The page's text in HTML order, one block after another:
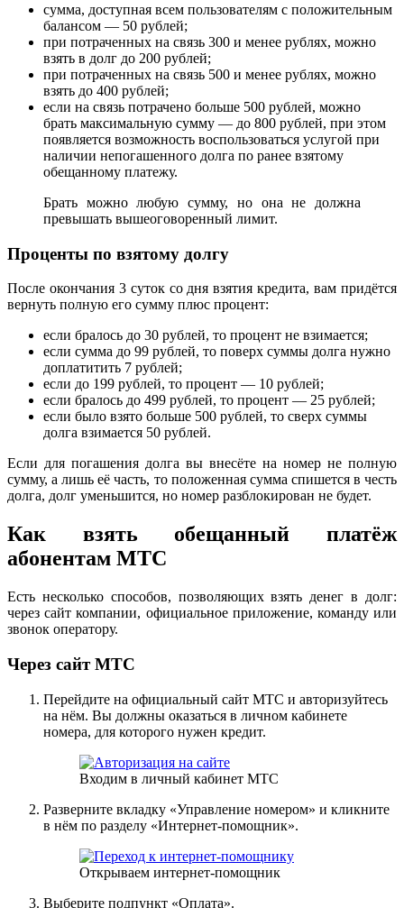
сумма, доступная всем пользователям с положительным
балансом — 50 рублей;
при потраченных на связь 300 и менее рублях, можно
взять в долг до 200 рублей;
при потраченных на связь 500 и менее рублях, можно
взять до 400 рублей;
если на связь потрачено больше 500 рублей, можно
брать максимальную сумму — до 800 рублей, при этом
появляется возможность воспользоваться услугой при
наличии непогашенного долга по ранее взятому
обещанному платежу.
Брать можно любую сумму, но она не должна
превышать вышеоговоренный лимит.
Проценты по взятому долгу
После окончания 3 суток со дня взятия кредита, вам придётся
вернуть полную его сумму плюс процент:
если бралось до 30 рублей, то процент не взимается;
если сумма до 99 рублей, то поверх суммы долга нужно
доплатитить 7 рублей;
если до 199 рублей, то процент — 10 рублей;
если бралось до 499 рублей, то процент — 25 рублей;
если было взято больше 500 рублей, то сверх суммы
долга взимается 50 рублей.
Если для погашения долга вы внесёте на номер не полную
сумму, а лишь её часть, то положенная сумма спишется в честь
долга, долг уменьшится, но номер разблокирован не будет.
Как взять обещанный платёж
абонентам МТС
Есть несколько способов, позволяющих взять денег в долг:
через сайт компании, официальное приложение, команду или
звонок оператору.
Через сайт МТС
Перейдите на официальный сайт МТС и авторизуйтесь
на нём. Вы должны оказаться в личном кабинете
номера, для которого нужен кредит.
Входим в личный кабинет МТС
Разверните вкладку «Управление номером» и кликните
в нём по разделу «Интернет-помощник».
Открываем интернет-помощник
Выберите подпункт «Оплата».